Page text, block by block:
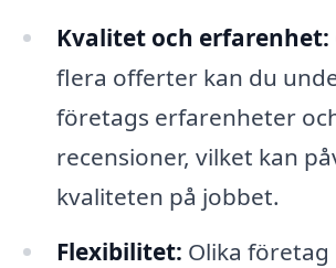
Kvalitet och erfarenhet:
flera offerter kan du
företags erfarenheter
recensioner, vilket kan
kvaliteten på jobbet.
Flexibilitet: Olika